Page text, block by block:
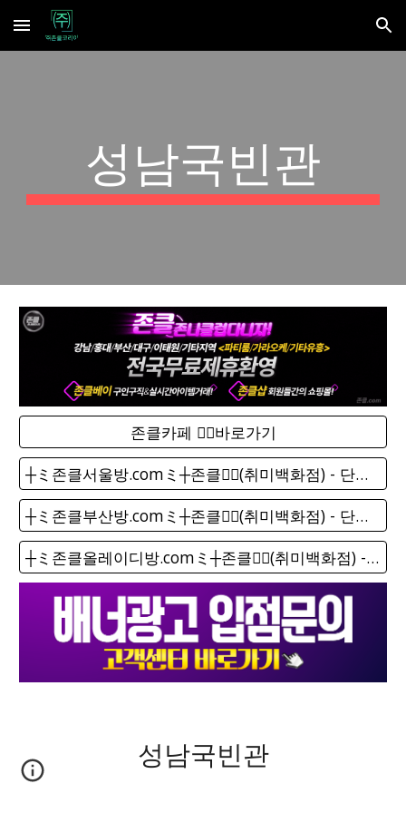
Skip to main content Skip to navigation
성남국빈관
존클카페 ❤️‍🔥바로가기
┼ミ존클서울방.comミ┼존클❤️‍🔥(취미백화점) - 단톡방
┼ミ존클부산방.comミ┼존클❤️‍🔥(취미백화점) - 단톡방
┼ミ존클올레이디방.comミ┼존클❤️‍🔥(취미백화점) - 단톡방
성남국빈관